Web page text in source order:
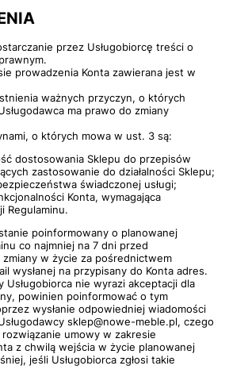
przez Usługobiorcę treści o
prowadzenia Konta zawierana jest w
ważnych przyczyn, o których
ma prawo do zmiany
o których mowa w ust. 3 są:
dostosowania Sklepu do przepisów
zastosowanie do działalności Sklepu;
świadczonej usługi;
Konta, wymagająca
Regulaminu.
poinformowany o planowanej
co najmniej na 7 dni przed
w życie za pośrednictwem
wysłanej na przypisany do Konta adres.
Usługobiorca nie wyrazi akceptacji dla
powinien poinformować o tym
wysłanie odpowiedniej wiadomości
sklep@nowe-meble.pl, czego
umowy w zakresie
z chwilą wejścia w życie planowanej
jeśli Usługobiorca zgłosi takie